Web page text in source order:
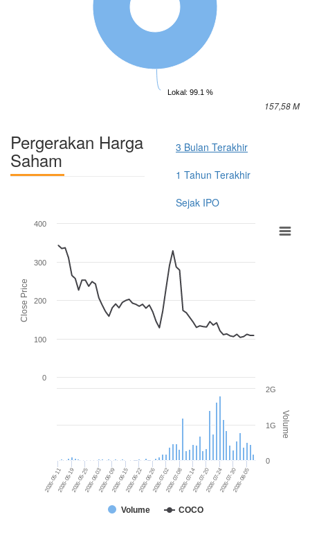
Lokal: 99.1 %
157,58 M
Pergerakan Harga
Saham
3 Bulan Terakhir
1 Tahun Terakhir
Sejak IPO
Close Price
Volume
Volume COCO
2026-05-11 2026-06-03 2026-06-22 2026-07-08 2026-07-24
2026-05-192026-05-25 2026-06-092026-06-15 2026-06-262026-07-02 2026-07-142026-07-20 2026-07-302026-08-05
0
100
200
300
400
0
1G
2G